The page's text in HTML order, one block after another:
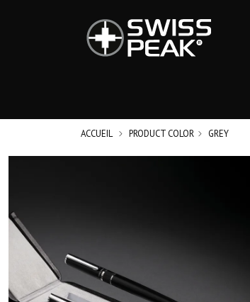
ACCUEIL PRODUCT COLOR GREY